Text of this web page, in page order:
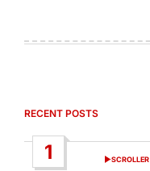
RECENT POSTS
1
POSTED
SCROLLER